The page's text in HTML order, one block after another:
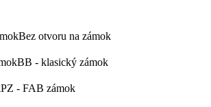
Bez otvoru na zámok
BB - klasický zámok
PZ - FAB zámok